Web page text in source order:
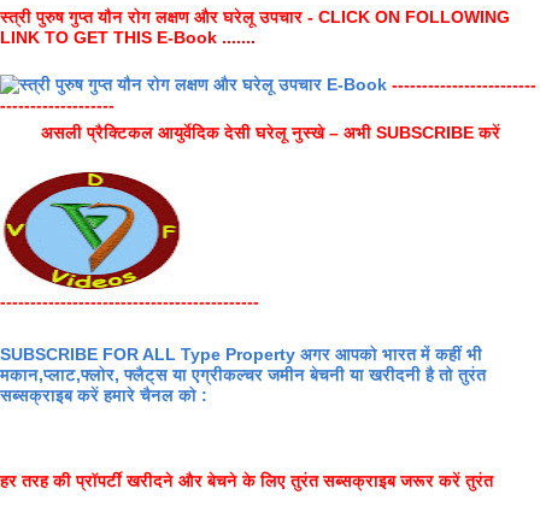
स्त्री पुरुष गुप्त यौन रोग लक्षण और घरेलू उपचार - CLICK ON FOLLOWING
LINK TO GET THIS E-Book .......
------------------------
-------------------
असली प्रैक्टिकल आयुर्वेदिक देसी घरेलू नुस्खे – अभी SUBSCRIBE करें
-------------------------------------------
SUBSCRIBE FOR ALL Type Property अगर आपको भारत में कहीं भी
मकान,प्लाट,फ्लोर, फ्लैट्स या एग्रीकल्चर जमीन बेचनी या खरीदनी है तो तुरंत
सब्सक्राइब करें हमारे चैनल को :
हर तरह की प्रॉपर्टी खरीदने और बेचने के लिए तुरंत सब्सक्राइब जरूर करें तुरंत